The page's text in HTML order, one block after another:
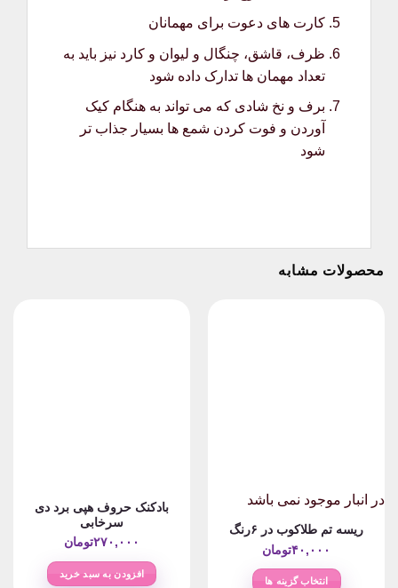
کارت های دعوت برای مهمانان
ظرف، قاشق، چنگال و لیوان و کارد نیز باید به
تعداد مهمان ها تدارک داده شود
برف و نخ شادی که می تواند به هنگام کیک
آوردن و فوت کردن شمع ها بسیار جذاب تر
شود
محصولات مشابه
در انبار موجود نمی باشد
ریسه تم طلاکوب در ۶رنگ
۴۰,۰۰۰تومان
انتخاب گزینه ها
بادکنک حروف هپی برد دی
سرخابی
۲۷۰,۰۰۰تومان
افزودن به سبد خرید